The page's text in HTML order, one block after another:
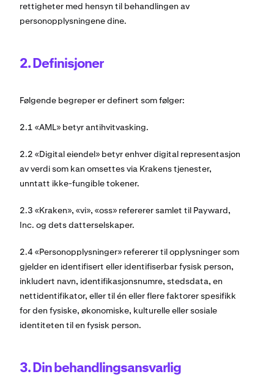
rettigheter med hensyn til behandlingen av
personopplysningene dine.
2. Definisjoner
Følgende begreper er definert som følger:
2.1 «AML» betyr antihvitvasking.
2.2 «Digital eiendel» betyr enhver digital representasjon
av verdi som kan omsettes via Krakens tjenester,
unntatt ikke-fungible tokener.
2.3 «Kraken», «vi», «oss» refererer samlet til Payward,
Inc. og dets datterselskaper.
2.4 «Personopplysninger» refererer til opplysninger som
gjelder en identifisert eller identifiserbar fysisk person,
inkludert navn, identifikasjonsnumre, stedsdata, en
nettidentifikator, eller til én eller flere faktorer spesifikk
for den fysiske, økonomiske, kulturelle eller sosiale
identiteten til en fysisk person.
3. Din behandlingsansvarlig